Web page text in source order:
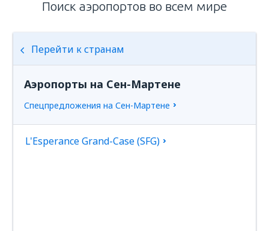
Поиск аэропортов во всем мире
Перейти к странам
Аэропорты на Сен-Мартене
Спецпредложения на Сен-Мартене
L'Esperance Grand-Case (SFG)